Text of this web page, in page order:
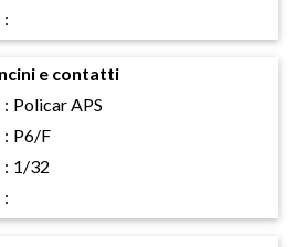
:
e contatti
: Policar APS
: P6/F
: 1/32
: